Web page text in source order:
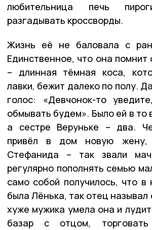
любительница печь
разгадывать кроссворды.
Жизнь её не баловала с
Единственное, что она помнит
– длинная тёмная коса,
лавки, бежит далеко по полу.
голос: «Девчонок-то
обмывать будем». Было ей в то
а сестре Веруньке – два.
привёл в дом новую
Стефанида – так звали
регулярно пополнять семью
само собой получилось, что в
была Лёнька, так отец называл
хуже мужика умела она и
базар с отцом,